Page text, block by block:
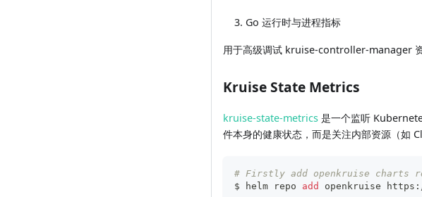
Go 运行时与进程指标
用于高级调试 kruise-controller-manager 资
Kruise State Metrics
kruise-state-metrics 是一个监听
件本身的健康状态，而是关注内部资源（如
# Firstly add openkruise charts
$ helm repo add openkruise